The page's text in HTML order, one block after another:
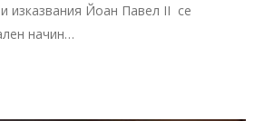
изказвания Йоан Павел II се
начин…